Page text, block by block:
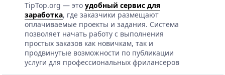
TipTop.org — это удобный сервис для
заработка, где заказчики размещают
оплачиваемые проекты и задания. Система
позволяет начать работу с выполнения
простых заказов как новичкам, так и
продвинутые возможности по публикации
услуги для профессиональных фрилансеров